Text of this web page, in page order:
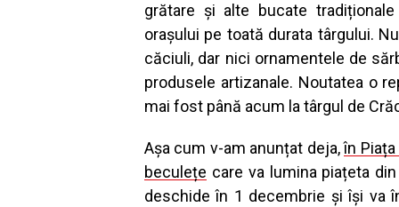
grătare și alte bucate
orașului pe toată durata târgului.
căciuli, dar nici ornamentele de
produsele artizanale. Noutatea o
mai fost până acum la târgul de
Așa cum v-am anunțat deja,în
beculețe care va lumina piațeta
deschide în 1 decembrie și își va